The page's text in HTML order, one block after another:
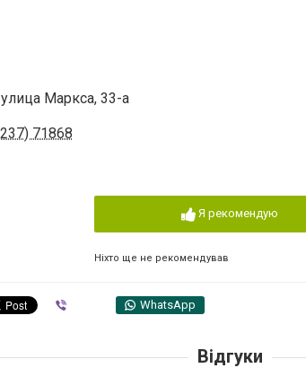
Маркса, 33-а
71868
Я рекомендую
Ніхто ще не рекомендував
WhatsApp
Відгуки